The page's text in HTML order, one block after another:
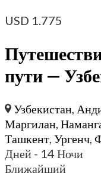
USD 1.775
пути —
Узбекистан
Маргилан
Ташкент Ургенч
Дней - 14 Ночи
Ближайший